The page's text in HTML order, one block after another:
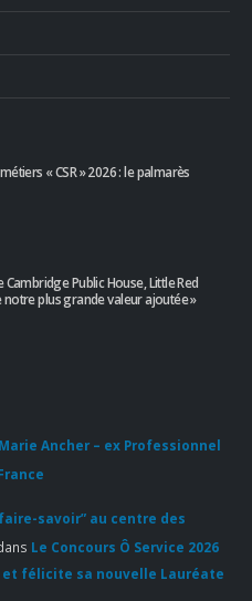
« CSR » 2026 : le palmarès
Public House, Little Red
notre plus grande valeur ajoutée »
Ancher – ex Professionnel
savoir” au centre des
Le Concours Ô Service 2026
et félicite sa nouvelle Lauréate